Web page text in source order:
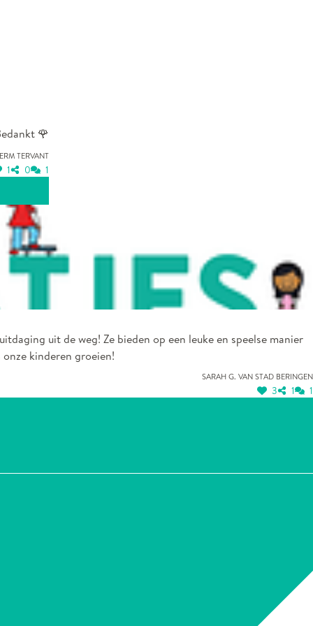
🌹
Tervant
1 0 1
uit de weg! Ze bieden op een leuke en speelse manier
kinderen groeien!
Sarah G. van Stad Beringen
3 1 1